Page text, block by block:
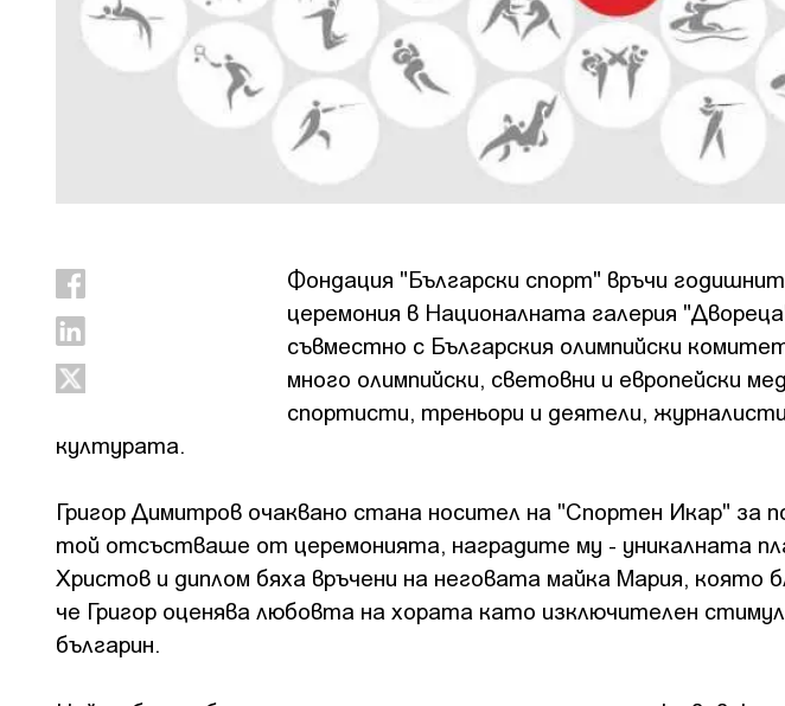
Фондация "Български спорт" връчи
церемония в Националната галерия
съвместно с Българския олимпийски
много олимпийски, световни и европейски
спортисти, треньори и деятели,
културата.
Григор Димитров очаквано стана носител на "Спортен Икар" за
той отсъстваше от церемонията, наградите му - уникалната
Христов и диплом бяха връчени на неговата майка Мария, която
че Григор оценява любовта на хората като изключителен
българин.